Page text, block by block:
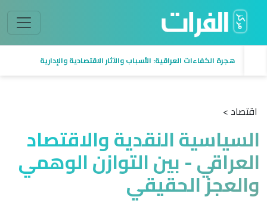
هجرة الكفاءات العراقية: الأسباب والآثار الاقتصادية والإدارية
اقتصاد >
السياسية النقدية والاقتصاد
العراقي - بين التوازن الوهمي
والعجز الحقيقي